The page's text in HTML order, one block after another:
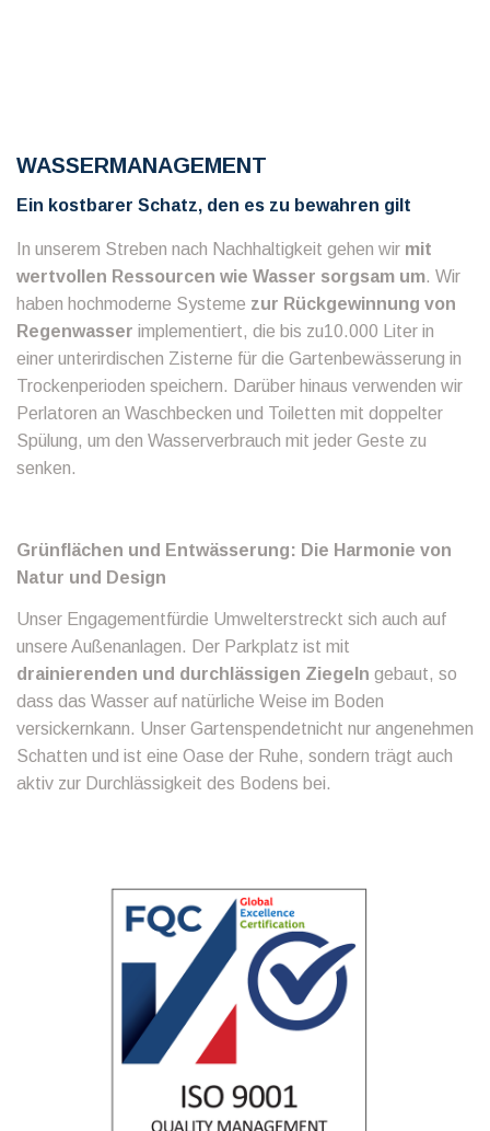
WASSERMANAGEMENT
Ein kostbarer Schatz, den es zu bewahren gilt
In unserem Streben nach Nachhaltigkeit gehen wir mit
wertvollen Ressourcen wie Wasser sorgsam um. Wir
haben hochmoderne Systeme zur Rückgewinnung von
Regenwasser implementiert, die bis zu10.000 Liter in
einer unterirdischen Zisterne für die Gartenbewässerung in
Trockenperioden speichern. Darüber hinaus verwenden wir
Perlatoren an Waschbecken und Toiletten mit doppelter
Spülung, um den Wasserverbrauch mit jeder Geste zu
senken.
Grünflächen und Entwässerung: Die Harmonie von
Natur und Design
Unser Engagementfürdie Umwelterstreckt sich auch auf
unsere Außenanlagen. Der Parkplatz ist mit
drainierenden und durchlässigen Ziegeln gebaut, so
dass das Wasser auf natürliche Weise im Boden
versickernkann. Unser Gartenspendetnicht nur angenehmen
Schatten und ist eine Oase der Ruhe, sondern trägt auch
aktiv zur Durchlässigkeit des Bodens bei.